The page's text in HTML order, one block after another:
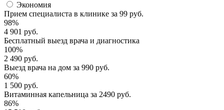
Экономия
Прием специалиста в клинике за 99 руб.
98%
4 901 руб.
Бесплатный выезд врача и диагностика
100%
2 490 руб.
Выезд врача на дом за 990 руб.
60%
1 500 руб.
Витаминная капельница за 2490 руб.
86%